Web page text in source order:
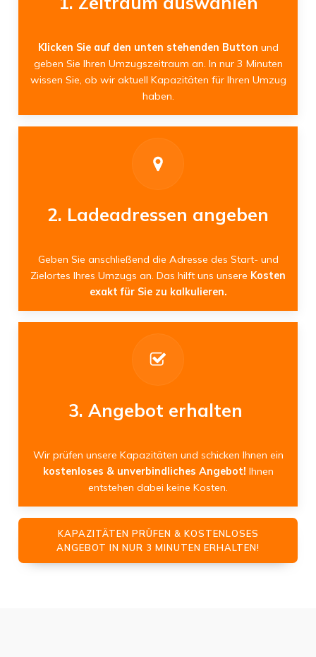
Klicken Sie auf den unten stehenden Button und
geben Sie Ihren Umzugszeitraum an. In nur 3 Minuten
wissen Sie, ob wir aktuell Kapazitäten für Ihren Umzug
haben.
2. Ladeadressen angeben
Geben Sie anschließend die Adresse des Start- und
Zielortes Ihres Umzugs an. Das hilft uns unsere Kosten
exakt für Sie zu kalkulieren.
3. Angebot erhalten
Wir prüfen unsere Kapazitäten und schicken Ihnen ein
kostenloses & unverbindliches Angebot! Ihnen
entstehen dabei keine Kosten.
KAPAZITÄTEN PRÜFEN & KOSTENLOSES
ANGEBOT IN NUR 3 MINUTEN ERHALTEN!